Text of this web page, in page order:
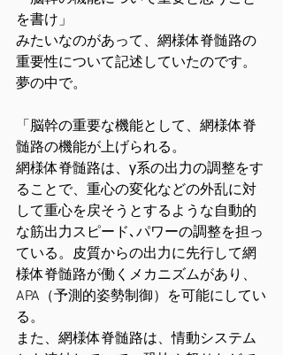
を書け」
みたいなのがあって、網様体脊髄路の
重要性について記述していたのです。
夢の中で。
「脳幹の重要な機能として、網様体脊
髄路の機能が上げられる。
網様体脊髄路は、γ系の出力の調整をす
ることで、重心の変化などの外乱に対
して重心を戻そうとするような自動的
な筋出力スピード､パワーの調整を担っ
ている。皮質からの出力に先行して網
様体脊髄路が働くメカニズムがあり、
APA（予測的姿勢制御）を可能にしてい
る。
また、網様体脊髄路は、情動システム